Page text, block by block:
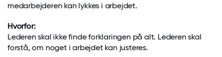
medarbejderen kan lykkes i arbejdet.
Hvorfor:
Lederen skal ikke finde forklaringen på alt. Lederen skal
forstå, om noget i arbejdet kan justeres.